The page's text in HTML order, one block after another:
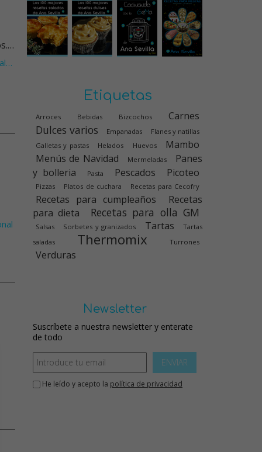
…
Etiquetas
Arroces Bebidas Bizcochos Carnes
Dulces varios Empanadas
Flanes y natillas
Galletas y pastas
Helados Huevos
Mambo
Menús de Navidad
Mermeladas
Panes
y bolleria
Pasta Pescados Picoteo
Pizzas Platos de cuchara Recetas para Cecofry
Recetas para cumpleaños
Recetas
para dieta
Recetas para olla GM
Salsas Sorbetes y granizados Tartas
Tartas
saladas
Thermomix Turrones
Verduras
Newsletter
Suscríbete a nuestra newsletter y enterate
de todo
ENVIAR
He leído y acepto la política de privacidad